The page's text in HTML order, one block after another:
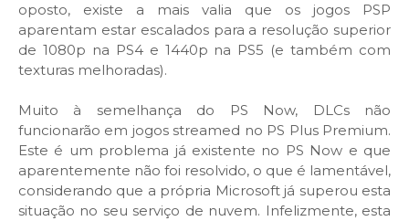
oposto, existe a mais valia que os jogos PSP
aparentam estar escalados para a resolução superior
de 1080p na PS4 e 1440p na PS5 (e também com
texturas melhoradas).
Muito à semelhança do PS Now, DLCs não
funcionarão em jogos streamed no PS Plus Premium.
Este é um problema já existente no PS Now e que
aparentemente não foi resolvido, o que é lamentável,
considerando que a própria Microsoft já superou esta
situação no seu serviço de nuvem. Infelizmente, esta